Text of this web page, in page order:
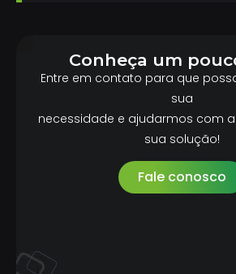
Conheça um
Entre em contato para que
sua
necessidade e ajudarmos com
sua solução!
Fale conosco